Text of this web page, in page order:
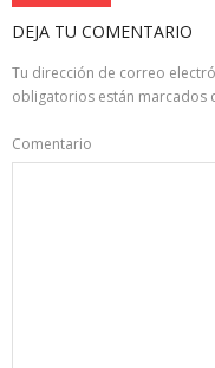
DEJA TU COMENTARIO
Tu dirección de correo
obligatorios están marcados
Comentario